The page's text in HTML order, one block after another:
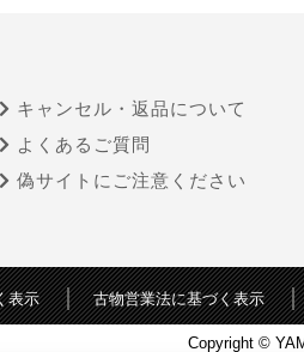
キャンセル・返品について
よくあるご質問
偽サイトにご注意ください
表示 古物営業法に基づく表示
Copyright ©